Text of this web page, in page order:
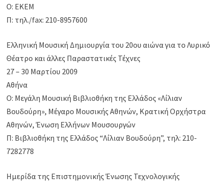
Ο: ΕΚΕΜ
Π: τηλ./fax: 210-8957600
Ελληνική Μουσική Δημιουργία του 20ου αιώνα για το Λυρικό
Θέατρο και άλλες Παραστατικές Τέχνες
27 – 30 Μαρτίου 2009
Αθήνα
Ο: Μεγάλη Μουσική Βιβλιοθήκη της Ελλάδος «Λίλιαν
Βουδούρη», Μέγαρο Μουσικής Αθηνών, Κρατική Ορχήστρα
Αθηνών, Ένωση Ελλήνων Μουσουργών
Π: Βιβλιοθήκη της Ελλάδος “Λίλιαν Βουδούρη”, τηλ: 210-
7282778
Ημερίδα της Επιστημονικής Ένωσης Τεχνολογικής